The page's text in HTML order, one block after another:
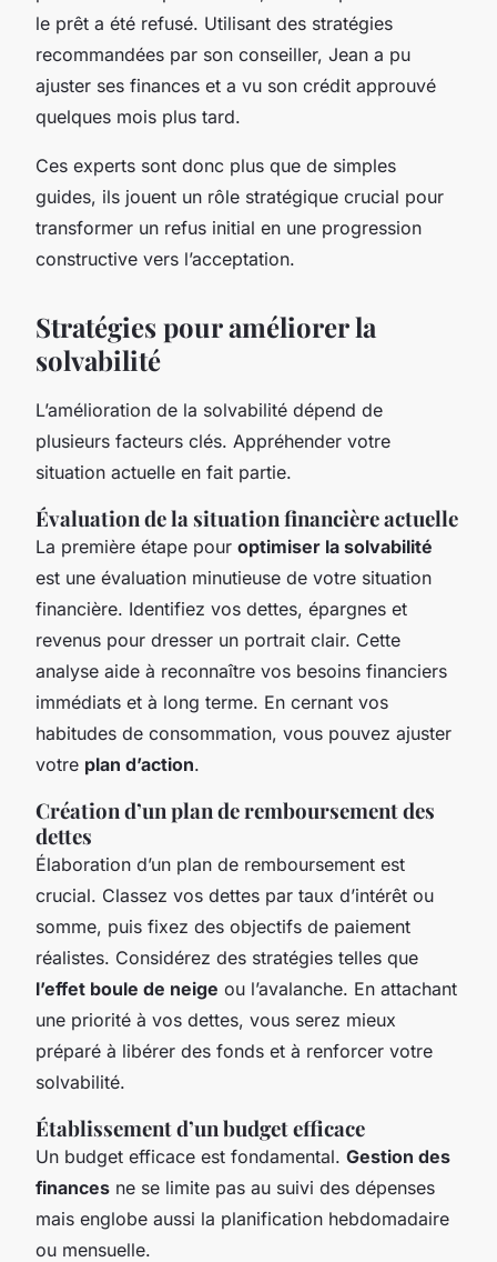
le prêt a été refusé. Utilisant des stratégies
recommandées par son conseiller, Jean a pu
ajuster ses finances et a vu son crédit approuvé
quelques mois plus tard.
Ces experts sont donc plus que de simples
guides, ils jouent un rôle stratégique crucial pour
transformer un refus initial en une progression
constructive vers l’acceptation.
Stratégies pour améliorer la
solvabilité
L’amélioration de la solvabilité dépend de
plusieurs facteurs clés. Appréhender votre
situation actuelle en fait partie.
Évaluation de la situation financière actuelle
La première étape pour optimiser la solvabilité
est une évaluation minutieuse de votre situation
financière. Identifiez vos dettes, épargnes et
revenus pour dresser un portrait clair. Cette
analyse aide à reconnaître vos besoins financiers
immédiats et à long terme. En cernant vos
habitudes de consommation, vous pouvez ajuster
votre plan d’action.
Création d’un plan de remboursement des
dettes
Élaboration d’un plan de remboursement est
crucial. Classez vos dettes par taux d’intérêt ou
somme, puis fixez des objectifs de paiement
réalistes. Considérez des stratégies telles que
l’effet boule de neige ou l’avalanche. En attachant
une priorité à vos dettes, vous serez mieux
préparé à libérer des fonds et à renforcer votre
solvabilité.
Établissement d’un budget efficace
Un budget efficace est fondamental. Gestion des
finances ne se limite pas au suivi des dépenses
mais englobe aussi la planification hebdomadaire
ou mensuelle.